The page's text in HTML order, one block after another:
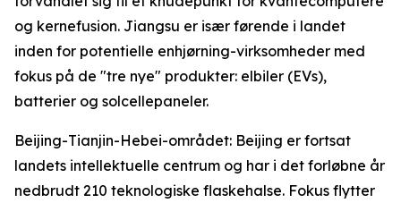
og kernefusion. Jiangsu er især førende i landet
inden for potentielle enhjørning-virksomheder med
fokus på de "tre nye" produkter: elbiler (EVs),
batterier og solcellepaneler.
Beijing-Tianjin-Hebei-området: Beijing er fortsat
landets intellektuelle centrum og har i det forløbne år
nedbrudt 210 teknologiske flaskehalse. Fokus flytter